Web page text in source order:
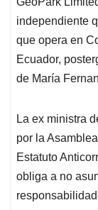
s
A
p
p
b
o
o
k
independiente
que opera en
Ecuador,
de María
La ex ministra
por la
Estatuto
obliga a no